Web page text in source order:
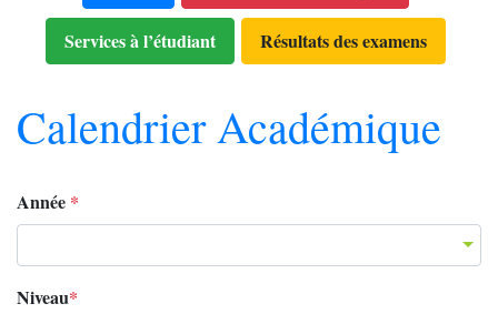
Services à l’étudiant Résultats des examens
Calendrier Académique
Année *
Niveau*